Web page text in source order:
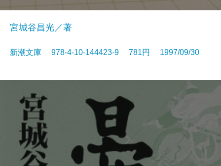
宮城谷昌光／著
新潮文庫 978-4-10-144423-9 781円 1997/09/30